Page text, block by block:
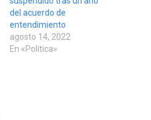
del acuerdo de
entendimiento
agosto 14, 2022
En «Política»